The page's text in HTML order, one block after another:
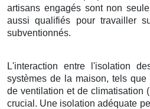
artisans engagés sont non
aussi qualifiés pour travailler
subventionnés.
L'interaction entre l'isolation
systèmes de la maison, tels que
de ventilation et de climatisation
crucial. Une isolation adéquate